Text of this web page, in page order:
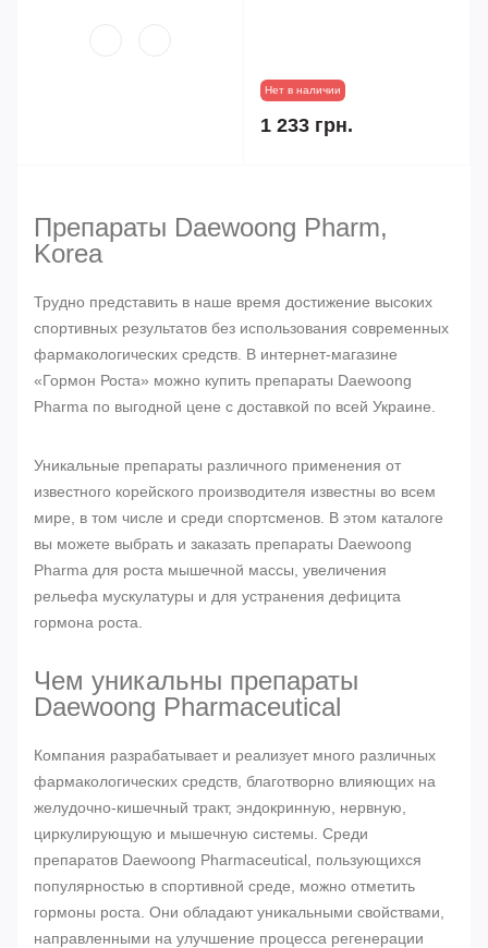
Нет в наличии
1 233 грн.
Препараты Daewoong Pharm,
Korea
Трудно представить в наше время достижение высоких
спортивных результатов без использования современных
фармакологических средств. В интернет-магазине
«Гормон Роста» можно купить препараты Daewoong
Pharma по выгодной цене с доставкой по всей Украине.
Уникальные препараты различного применения от
известного корейского производителя известны во всем
мире, в том числе и среди спортсменов. В этом каталоге
вы можете выбрать и заказать препараты Daewoong
Pharma для роста мышечной массы, увеличения
рельефа мускулатуры и для устранения дефицита
гормона роста.
Чем уникальны препараты
Daewoong Pharmaceutical
Компания разрабатывает и реализует много различных
фармакологических средств, благотворно влияющих на
желудочно-кишечный тракт, эндокринную, нервную,
циркулирующую и мышечную системы. Среди
препаратов Daewoong Pharmaceutical, пользующихся
популярностью в спортивной среде, можно отметить
гормоны роста. Они обладают уникальными свойствами,
направленными на улучшение процесса регенерации